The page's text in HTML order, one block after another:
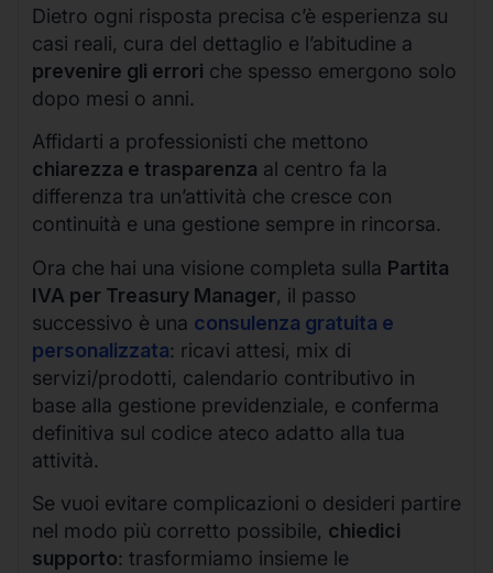
Dietro ogni risposta precisa c’è esperienza su
casi reali, cura del dettaglio e l’abitudine a
prevenire gli errori che spesso emergono solo
dopo mesi o anni.
Affidarti a professionisti che mettono
chiarezza e trasparenza al centro fa la
differenza tra un’attività che cresce con
continuità e una gestione sempre in rincorsa.
Ora che hai una visione completa sulla Partita
IVA per Treasury Manager, il passo
successivo è una consulenza gratuita e
personalizzata: ricavi attesi, mix di
servizi/prodotti, calendario contributivo in
base alla gestione previdenziale, e conferma
definitiva sul codice ateco adatto alla tua
attività.
Se vuoi evitare complicazioni o desideri partire
nel modo più corretto possibile, chiedici
supporto: trasformiamo insieme le